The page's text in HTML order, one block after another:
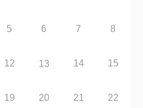
5 6 7 8
12 13 14 15
19 20 21 22